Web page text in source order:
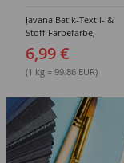
Javana Batik-Textil- &
Stoff-Färbefarbe,
6,99 €
(1 kg = 99.86 EUR)